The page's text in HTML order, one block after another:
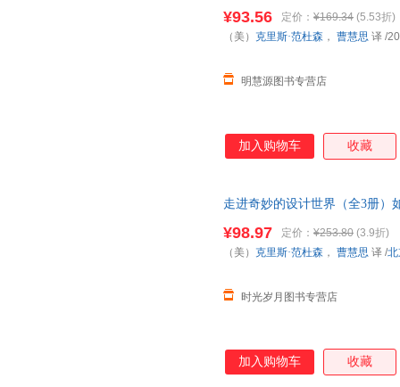
¥93.56 定价： ¥169.34 (5.53折)
明慧源图书专营店
（美） 克里斯·范杜森 ， 曹慧思 译 /
加入购物车 收藏
走进奇妙的设计世界（全3册）
¥98.97 定价： ¥253.80 (3.9折)
时光岁月图书专营店
（美） 克里斯·范杜森 ， 曹慧思 译 /
加入购物车 收藏